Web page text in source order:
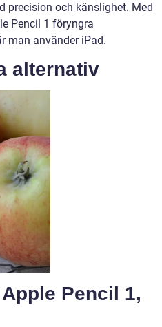
precision och känslighet. Med
Pencil 1 föryngra
man använder iPad.
alternativ
Pencil 1,